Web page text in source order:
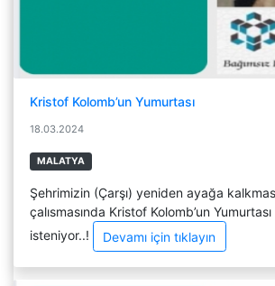
Kristof Kolomb’un Yumurtası
18.03.2024
MALATYA
Şehrimizin (Çarşı) yeniden ayağa
çalısmasında Kristof Kolomb’un
isteniyor..!
Devamı için tıklayın